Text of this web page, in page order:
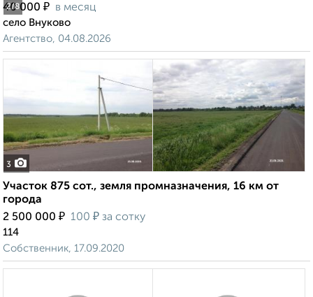
2/8
40 000 ₽ в месяц
село Внуково
Агентство, 04.08.2026
3
Участок 875 сот., земля промназначения, 16 км от
города
2 500 000 ₽ 100 ₽ за сотку
114
Собственник, 17.09.2020